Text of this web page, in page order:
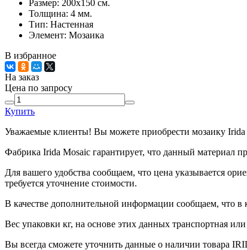
Размер: 200x150 см.
Толщина: 4 мм.
Тип: Настенная
Элемент: Мозаика
В избранное
На заказ
Цена по запросу
Купить
Уважаемые клиенты! Вы можете приобрести мозаику
Фабрика Irida Mosaic гарантирует, что данный материал
Для вашего удобства сообщаем, что цена указывается
требуется уточнение стоимости.
В качестве дополнительной информации сообщаем, что в
Вес упаковки кг, на основе этих данных транспортная
Вы всегда сможете уточнить данные о наличии товара